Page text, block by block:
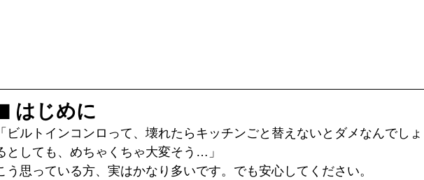
はじめに
「ビルトインコンロって、壊れたらキッチンごと替えないとダメなんでし
としても、めちゃくちゃ大変そう…」
う思っている方、実はかなり多いです。でも安心してください。